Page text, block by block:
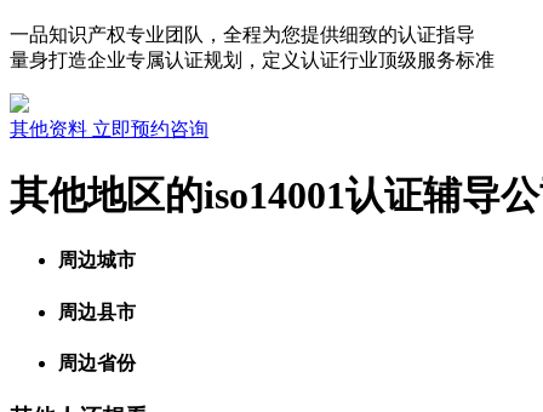
一品知识产权专业团队，全程为您提供细致的认证指导
量身打造企业专属认证规划，定义认证行业顶级服务标准
其他资料 立即预约咨询
其他地区的iso14001认证辅导
周边城市
周边县市
周边省份